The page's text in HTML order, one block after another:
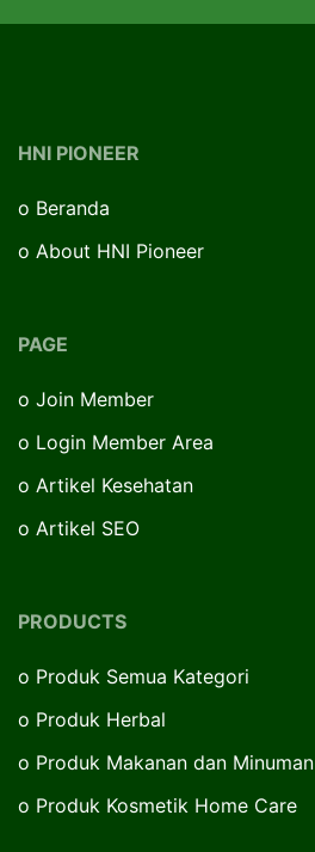
HNI PIONEER
o Beranda
o About HNI Pioneer
PAGE
o Join Member
o Login Member Area
o Artikel Kesehatan
o Artikel SEO
PRODUCTS
o Produk Semua Kategori
o Produk Herbal
o Produk Makanan dan Minuman
o Produk Kosmetik Home Care